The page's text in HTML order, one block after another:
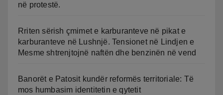
në protestë.
Rriten sërish çmimet e karburanteve në pikat e
karburanteve në Lushnjë. Tensionet në Lindjen e
Mesme shtrenjtojnë naftën dhe benzinën në vend
Banorët e Patosit kundër reformës territoriale: Të
mos humbasim identitetin e qytetit